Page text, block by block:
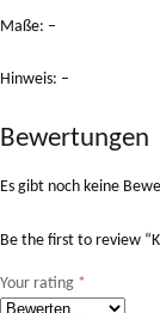
Maße: –
Hinweis: –
Bewertungen
Es gibt noch keine
Be the first to review
Your rating *